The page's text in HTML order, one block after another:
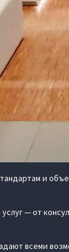
и
— от
всеми